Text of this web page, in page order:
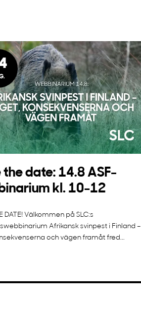
the date: 14.8 ASF-
kl. 10-12
DATE! Välkommen på SLC:s
Afrikansk svinpest i Finland –
och vägen framåt fred...